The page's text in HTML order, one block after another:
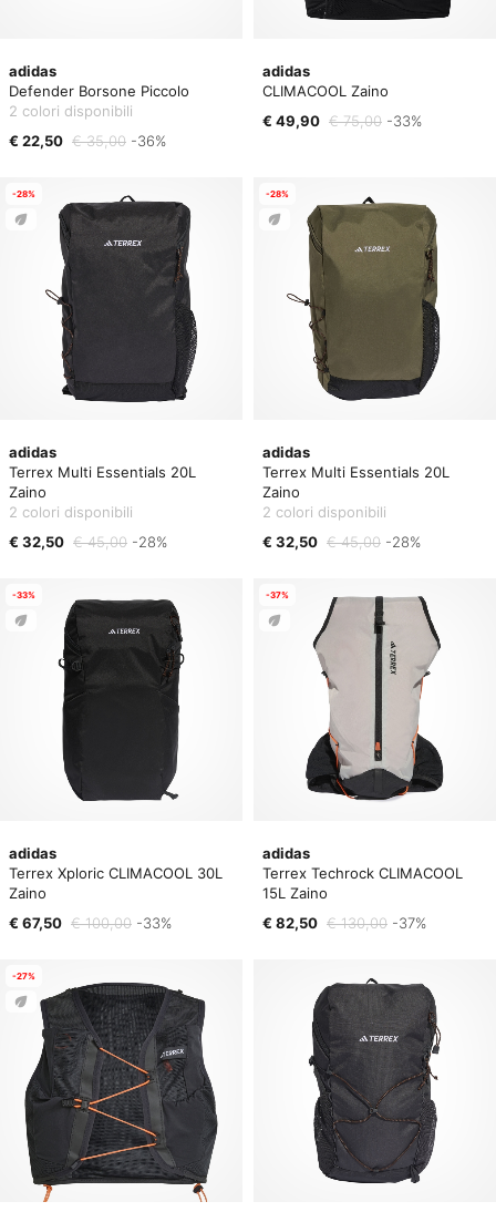
adidas
Defender Borsone Piccolo
2 colori disponibili
€ 22,50 € 35,00 -36%
adidas
CLIMACOOL Zaino
€ 49,90 € 75,00 -33%
adidas
Terrex Multi Essentials 20L
Zaino
2 colori disponibili
€ 32,50 € 45,00 -28%
-28%
adidas
Terrex Multi Essentials 20L
Zaino
2 colori disponibili
€ 32,50 € 45,00 -28%
-28%
adidas
Terrex Xploric CLIMACOOL 30L
Zaino
€ 67,50 € 100,00 -33%
-33%
adidas
Terrex Techrock CLIMACOOL
15L Zaino
€ 82,50 € 130,00 -37%
-37%
-27%